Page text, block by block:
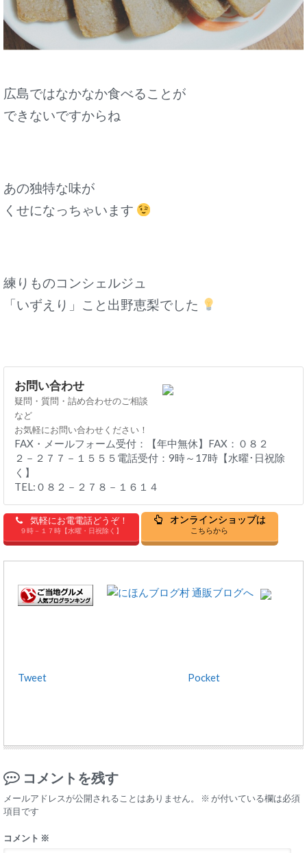
広島ではなかなか食べることが
できないですからね
あの独特な味が
くせになっちゃいます
練りものコンシェルジュ
「いずえり」こと出野恵梨でした
お問い合わせ
疑問・質問・詰め合わせのご相談
など
お気軽にお問い合わせください！
FAX・メールフォーム受付：【年中無休】FAX：０８２
２－２７７－１５５５電話受付：9時～17時【水曜･日祝除
く】
TEL:０８２－２７８－１６１４
気軽にお電電話どうぞ！
９時－１７時【水曜・日祝除く】
オンラインショップは
こちらから
Tweet Pocket
コメントを残す
メールアドレスが公開されることはありません。 ※ が付いている欄は必須
項目です
コメント ※